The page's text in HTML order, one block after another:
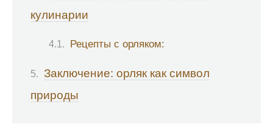
кулинарии
Рецепты с орляком:
Заключение: орляк как символ
природы